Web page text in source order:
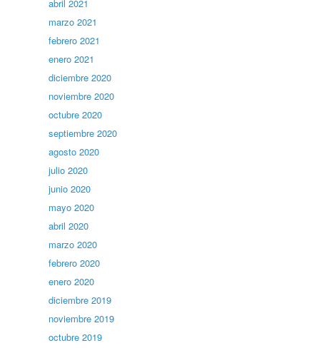
abril 2021
marzo 2021
febrero 2021
enero 2021
diciembre 2020
noviembre 2020
octubre 2020
septiembre 2020
agosto 2020
julio 2020
junio 2020
mayo 2020
abril 2020
marzo 2020
febrero 2020
enero 2020
diciembre 2019
noviembre 2019
octubre 2019